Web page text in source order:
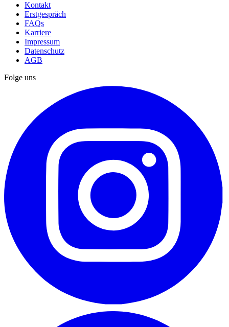
Kontakt
Erstgespräch
FAQs
Karriere
Impressum
Datenschutz
AGB
Folge uns